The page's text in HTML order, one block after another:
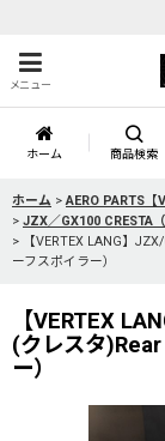
メニュー
ホーム 商品検索
ホーム > AERO PARTS【
> JZX／GX100 CRESTA
>
【VERTEX LANG】
ーフスポイラー）
【VERTEX
(クレスタ
ー）